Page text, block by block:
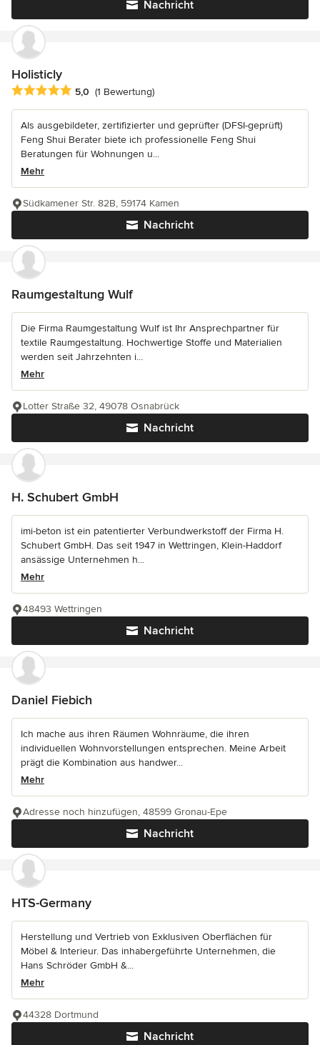
Nachricht
Holisticly
Durchschnittliche Bewertung: 5 von 5 Sternen
5,0 (1 Bewertung)
Als ausgebildeter, zertifizierter und geprüfter (DFSI-geprüft)
Feng Shui Berater biete ich professionelle Feng Shui
Beratungen für Wohnungen u...
Mehr
Nachricht
Südkamener Str. 82B, 59174 Kamen
Raumgestaltung Wulf
Die Firma Raumgestaltung Wulf ist Ihr Ansprechpartner für
textile Raumgestaltung. Hochwertige Stoffe und Materialien
werden seit Jahrzehnten i...
Mehr
Nachricht
Lotter Straße 32, 49078 Osnabrück
H. Schubert GmbH
imi-beton ist ein patentierter Verbundwerkstoff der Firma H.
Schubert GmbH. Das seit 1947 in Wettringen, Klein-Haddorf
ansässige Unternehmen h...
Mehr
Nachricht
48493 Wettringen
Daniel Fiebich
Ich mache aus ihren Räumen Wohnräume, die ihren
individuellen Wohnvorstellungen entsprechen. Meine Arbeit
prägt die Kombination aus handwer...
Mehr
Nachricht
Adresse noch hinzufügen, 48599 Gronau-Epe
HTS-Germany
Herstellung und Vertrieb von Exklusiven Oberflächen für
Möbel & Interieur. Das inhabergeführte Unternehmen, die
Hans Schröder GmbH &...
Mehr
Nachricht
44328 Dortmund